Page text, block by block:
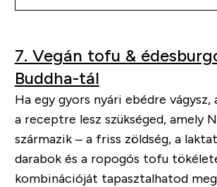
7. Vegán tofu &
Buddha-tál
Ha egy gyors nyári ebédre vágysz,
a receptre lesz szükséged, amely
származik – a friss zöldség, a
darabok és a ropogós tofu
kombinációját tapasztalhatod